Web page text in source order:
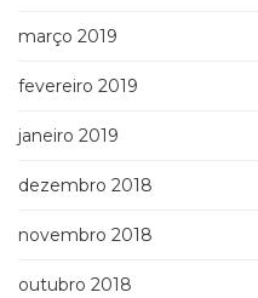
março 2019
fevereiro 2019
janeiro 2019
dezembro 2018
novembro 2018
outubro 2018